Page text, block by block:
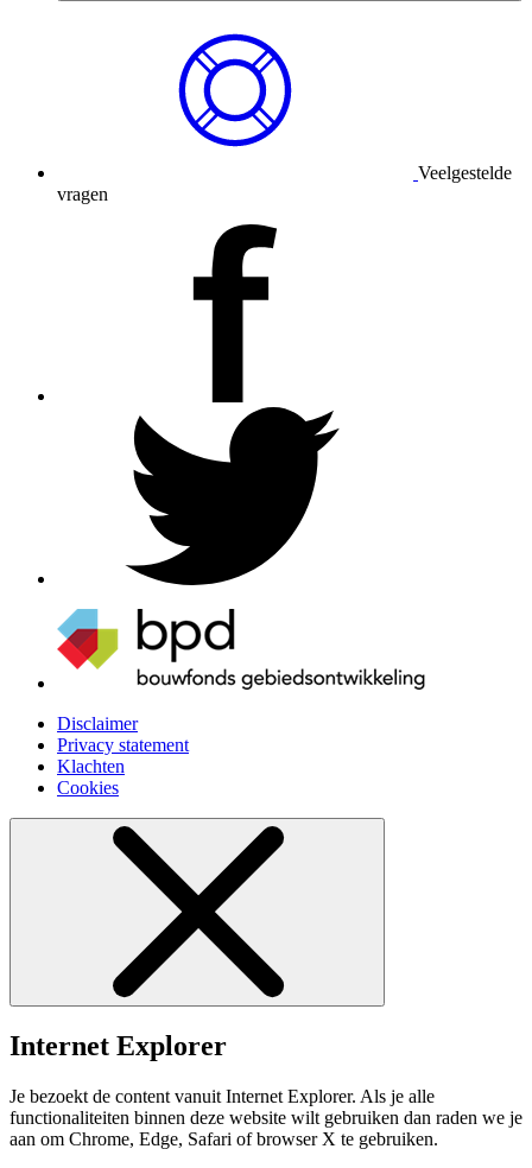
Veelgestelde
vragen
Disclaimer
Privacy statement
Klachten
Cookies
Internet Explorer
Je bezoekt de content vanuit Internet Explorer. Als je alle
functionaliteiten binnen deze website wilt gebruiken dan raden we je
aan om Chrome, Edge, Safari of browser X te gebruiken.